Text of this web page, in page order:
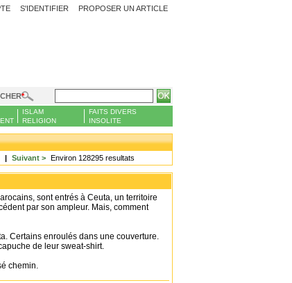
PROPOSER UN ARTICLE
S'IDENTIFIER
ISLAM
RELIGION
FAITS DIVERS
INSOLITE
| Suivant > Environ 128295 resultats
sont entrés à Ceuta, un territoire
par son ampleur. Mais, comment
Certains enroulés dans une couverture.
de leur sweat-shirt.
chemin.